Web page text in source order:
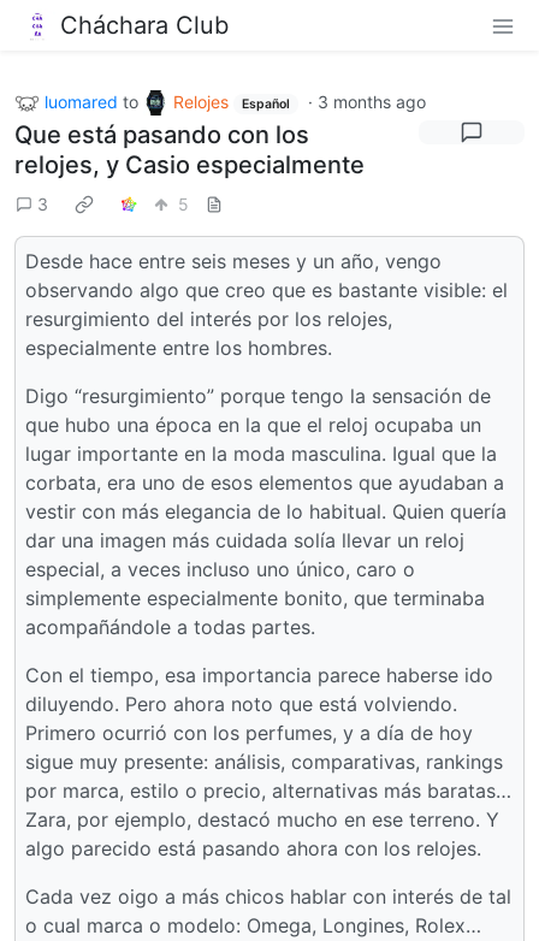
Cháchara Club
luomared to Relojes Español · 3 months ago
Que está pasando con los
relojes, y Casio especialmente
3 5
Desde hace entre seis meses y un año, vengo
observando algo que creo que es bastante visible: el
resurgimiento del interés por los relojes,
especialmente entre los hombres.
Digo “resurgimiento” porque tengo la sensación de
que hubo una época en la que el reloj ocupaba un
lugar importante en la moda masculina. Igual que la
corbata, era uno de esos elementos que ayudaban a
vestir con más elegancia de lo habitual. Quien quería
dar una imagen más cuidada solía llevar un reloj
especial, a veces incluso uno único, caro o
simplemente especialmente bonito, que terminaba
acompañándole a todas partes.
Con el tiempo, esa importancia parece haberse ido
diluyendo. Pero ahora noto que está volviendo.
Primero ocurrió con los perfumes, y a día de hoy
sigue muy presente: análisis, comparativas, rankings
por marca, estilo o precio, alternativas más baratas…
Zara, por ejemplo, destacó mucho en ese terreno. Y
algo parecido está pasando ahora con los relojes.
Cada vez oigo a más chicos hablar con interés de tal
o cual marca o modelo: Omega, Longines, Rolex…